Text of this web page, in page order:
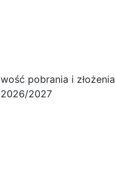
pobrania i złożenia
2027